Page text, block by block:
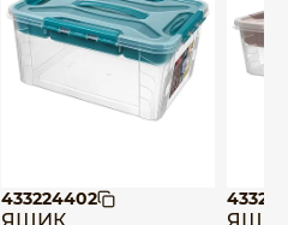
433224402